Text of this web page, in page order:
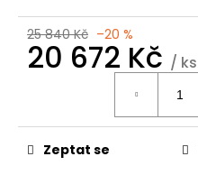
25 840 Kč –20 %
20 672 Kč / ks
Zeptat se
u
č
u
e